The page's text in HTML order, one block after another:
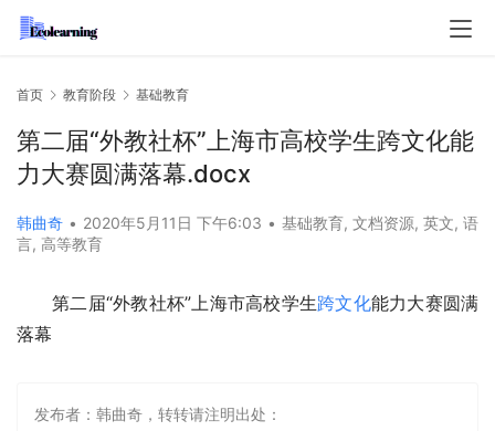
首页 教育阶段 基础教育
第二届“外教社杯”上海市高校学生跨文化能
力大赛圆满落幕.docx
韩曲奇 • 2020年5月11日 下午6:03 • 基础教育, 文档资源, 英文, 语
言, 高等教育
第二届“外教社杯”上海市高校学生跨文化能力大赛圆满
落幕
发布者：韩曲奇，转转请注明出处：